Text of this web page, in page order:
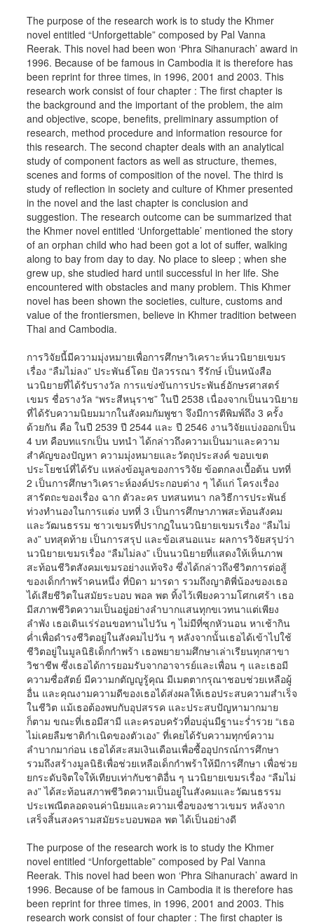
The purpose of the research work is to study the Khmer
novel entitled “Unforgettable” composed by Pal Vanna
Reerak. This novel had been won ‘Phra Sihanurach’ award in
1996. Because of be famous in Cambodia it is therefore has
been reprint for three times, in 1996, 2001 and 2003. This
research work consist of four chapter : The first chapter is
the background and the important of the problem, the aim
and objective, scope, benefits, preliminary assumption of
research, method procedure and information resource for
this research. The second chapter deals with an analytical
study of component factors as well as structure, themes,
scenes and forms of composition of the novel. The third is
study of reflection in society and culture of Khmer presented
in the novel and the last chapter is conclusion and
suggestion. The research outcome can be summarized that
the Khmer novel entitled ‘Unforgettable’ mentioned the story
of an orphan child who had been got a lot of suffer, walking
along to bay from day to day. No place to sleep ; when she
grew up, she studied hard until successful in her life. She
encountered with obstacles and many problem. This Khmer
novel has been shown the societies, culture, customs and
value of the frontiersmen, believe in Khmer tradition between
Thai and Cambodia.
การวิจัยนี้มีความมุ่งหมายเพื่อการศึกษาวิเคราะห์นวนิยายเขมร
เรื่อง “ลืมไม่ลง” ประพันธ์โดย ปัลวรรณา รีรักษ์ เป็นหนังสือ
นวนิยายที่ได้รับรางวัล การแข่งขันการประพันธ์อักษรศาสตร์
เขมร ชื่อรางวัล “พระสีหนุราช” ในปี 2538 เนื่องจากเป็นนวนิยาย
ที่ได้รับความนิยมมากในสังคมกัมพูชา จึงมีการตีพิมพ์ถึง 3 ครั้ง
ด้วยกัน คือ ในปี 2539 ปี 2544 และ ปี 2546 งานวิจัยแบ่งออกเป็น
4 บท คือบทแรกเป็น บทนำ ได้กล่าวถึงความเป็นมาและความ
สำคัญของปัญหา ความมุ่งหมายและวัตถุประสงค์ ขอบเขต
ประโยชน์ที่ได้รับ แหล่งข้อมูลของการวิจัย ข้อตกลงเบื้อต้น บทที่
2 เป็นการศึกษาวิเคราะห์องค์ประกอบต่าง ๆ ได้แก่ โครงเรื่อง
สารัตถะของเรื่อง ฉาก ตัวละคร บทสนทนา กลวิธีการประพันธ์
ท่วงทำนองในการแต่ง บทที่ 3 เป็นการศึกษาภาพสะท้อนสังคม
และวัฒนธรรม ชาวเขมรที่ปรากฏในนวนิยายเขมรเรื่อง “ลืมไม่
ลง” บทสุดท้าย เป็นการสรุป และข้อเสนอแนะ ผลการวิจัยสรุปว่า
นวนิยายเขมรเรื่อง “ลืมไม่ลง” เป็นนวนิยายที่แสดงให้เห็นภาพ
สะท้อนชีวิตสังคมเขมรอย่างแท้จริง ซึ่งได้กล่าวถึงชีวิตการต่อสู้
ของเด็กกำพร้าคนหนึ่ง ที่บิดา มารดา รวมถึงญาติพี่น้องของเธอ
ได้เสียชีวิตในสมัยระบอบ พอล พต ทิ้งไว้เพียงความโศกเศร้า เธอ
มีสภาพชีวิตความเป็นอยู่อย่างลำบากแสนทุกขเวทนาแต่เพียง
ลำพัง เธอเดินเร่ร่อนขอทานไปวัน ๆ ไม่มีที่ซุกหัวนอน หาเช้ากิน
ค่ำเพื่อดำรงชีวิตอยู่ในสังคมไปวัน ๆ หลังจากนั้นเธอได้เข้าไปใช้
ชีวิตอยู่ในมูลนิธิเด็กกำพร้า เธอพยายามศึกษาเล่าเรียนทุกสาขา
วิชาชีพ ซึ่งเธอได้การยอมรับจากอาจารย์และเพื่อน ๆ และเธอมี
ความซื่อสัตย์ มีความกตัญญูรู้คุณ มีเมตตากรุณาชอบช่วยเหลือผู้
อื่น และคุณงามความดีของเธอได้ส่งผลให้เธอประสบความสำเร็จ
ในชีวิต แม้เธอต้องพบกับอุปสรรค และประสบปัญหามากมาย
ก็ตาม ขณะที่เธอมีสามี และครอบครัวที่อบอุ่นมีฐานะร่ำรวย “เธอ
ไม่เคยลืมชาติกำเนิดของตัวเอง” ที่เคยได้รับความทุกข์ความ
ลำบากมาก่อน เธอได้สะสมเงินเดือนเพื่อซื้ออุปกรณ์การศึกษา
รวมถึงสร้างมูลนิธิเพื่อช่วยเหลือเด็กกำพร้าให้มีการศึกษา เพื่อช่วย
ยกระดับจิตใจให้เทียบเท่ากับชาติอื่น ๆ นวนิยายเขมรเรื่อง “ลืมไม่
ลง” ได้สะท้อนสภาพชีวิตความเป็นอยู่ในสังคมและวัฒนธรรม
ประเพณีตลอดจนค่านิยมและความเชื่อของชาวเขมร หลังจาก
เสร็จสิ้นสงครามสมัยระบอบพอล พต ได้เป็นอย่างดี
The purpose of the research work is to study the Khmer
novel entitled “Unforgettable” composed by Pal Vanna
Reerak. This novel had been won ‘Phra Sihanurach’ award in
1996. Because of be famous in Cambodia it is therefore has
been reprint for three times, in 1996, 2001 and 2003. This
research work consist of four chapter : The first chapter is